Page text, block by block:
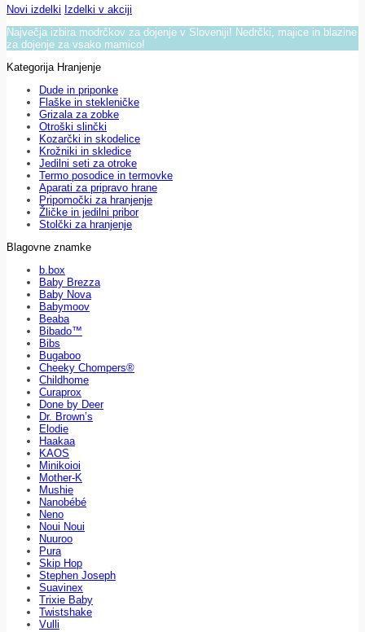
Novi izdelki Izdelki v akciji
Največja izbira modrčkov za dojenje v Sloveniji! Nedrčki, majice in blazine
za dojenje za vsako mamico!
Kategorija Hranjenje
Dude in priponke
Flaške in stekleničke
Grizala za zobke
Otroški slinčki
Kozarčki in skodelice
Krožniki in skledice
Jedilni seti za otroke
Termo posodice in termovke
Aparati za pripravo hrane
Pripomočki za hranjenje
Žličke in jedilni pribor
Stolčki za hranjenje
Blagovne znamke
b.box
Baby Brezza
Baby Nova
Babymoov
Beaba
Bibado™
Bibs
Bugaboo
Cheeky Chompers®
Childhome
Curaprox
Done by Deer
Dr. Brown’s
Elodie
Haakaa
KAOS
Minikoioi
Mother-K
Mushie
Nanobébé
Neno
Noui Noui
Nuuroo
Pura
Skip Hop
Stephen Joseph
Suavinex
Trixie Baby
Twistshake
Vulli